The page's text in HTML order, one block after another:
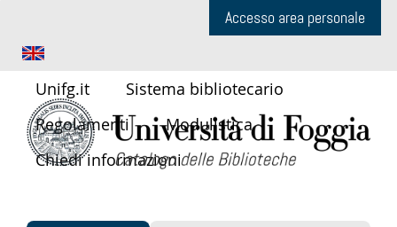
Unifg.it
Sistema bibliotecario
Regolamenti
Modulistica
Chiedi informazioni
Accesso area personale